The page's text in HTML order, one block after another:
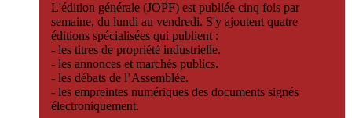
L'édition générale (JOPF) est publiée cinq fois par
semaine, du lundi au vendredi. S'y ajoutent quatre
éditions spécialisées qui publient :
- les titres de propriété industrielle.
- les annonces et marchés publics.
- les débats de l’Assemblée.
- les empreintes numériques des documents signés
électroniquement.